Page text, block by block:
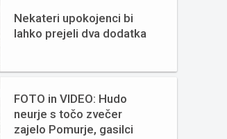
Nekateri upokojenci bi
lahko prejeli dva dodatka
FOTO in VIDEO: Hudo
neurje s točo zvečer
zajelo Pomurje, gasilci